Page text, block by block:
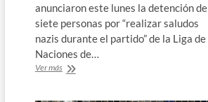
anunciaron este lunes la detención de
siete personas por “realizar saludos
nazis durante el partido” de la Liga de
Naciones de…
Ver másDetienen